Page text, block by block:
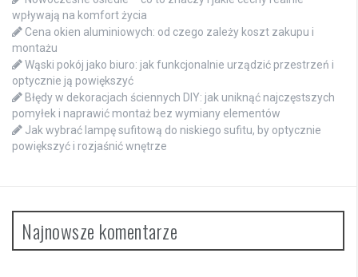
wpływają na komfort życia
Cena okien aluminiowych: od czego zależy koszt zakupu i
montażu
Wąski pokój jako biuro: jak funkcjonalnie urządzić przestrzeń i
optycznie ją powiększyć
Błędy w dekoracjach ściennych DIY: jak uniknąć najczęstszych
pomyłek i naprawić montaż bez wymiany elementów
Jak wybrać lampę sufitową do niskiego sufitu, by optycznie
powiększyć i rozjaśnić wnętrze
Najnowsze komentarze